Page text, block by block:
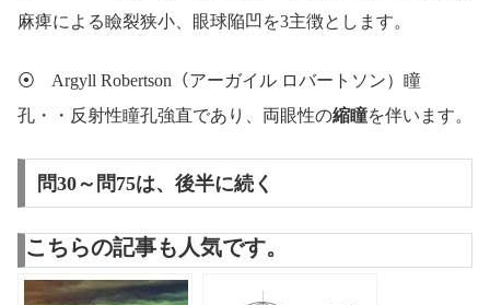
麻痺による瞼裂狭小、眼球陥凹を3主徴とします。
⦿ Argyll Robertson（アーガイル ロバートソン）瞳
孔・・反射性瞳孔強直であり、両眼性の縮瞳を伴います。
問30～問75は、後半に続く
こちらの記事も人気です。